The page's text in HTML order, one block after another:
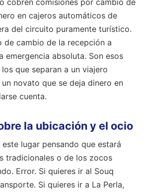
en cajeros automáticos de
del circuito puramente turístico.
de cambio de la recepción a
emergencia absoluta. Son esos
que separan a un viajero
novato que se deja dinero en
cuenta.
la ubicación y el ocio
lugar pensando que estará
tradicionales o de los zocos
Error. Si quieres ir al Souq
Si quieres ir a La Perla,